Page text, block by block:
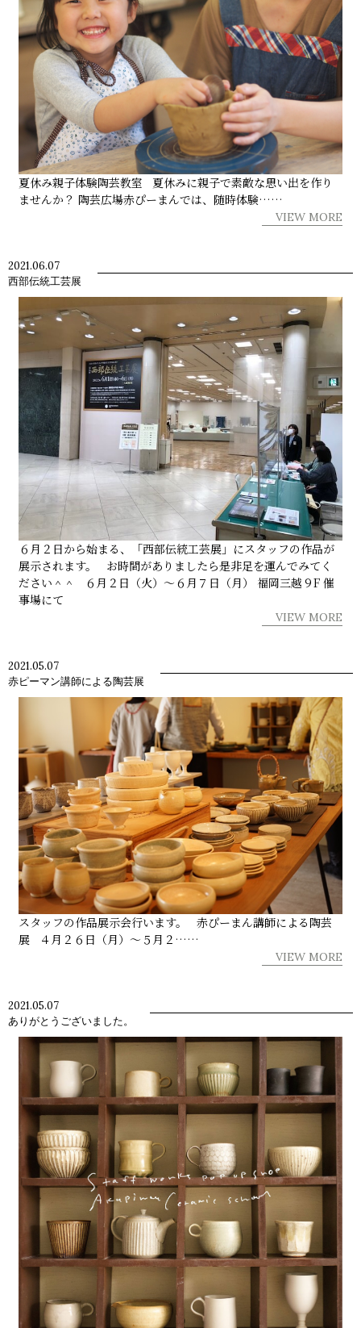
夏休み親子体験陶芸教室 夏休みに親子で素敵な思い出を作り
ませんか？ 陶芸広場赤ぴーまんでは、随時体験……
VIEW MORE
2021.06.07
西部伝統工芸展
６月２日から始まる、「西部伝統工芸展」にスタッフの作品が
展示されます。 お時間がありましたら是非足を運んでみてく
ださい＾＾ ６月２日（火）～６月７日（月） 福岡三越９F 催
事場にて
VIEW MORE
2021.05.07
赤ピーマン講師による陶芸展
スタッフの作品展示会行います。 赤ぴーまん講師による陶芸
展 ４月２６日（月）～５月２……
VIEW MORE
2021.05.07
ありがとうございました。